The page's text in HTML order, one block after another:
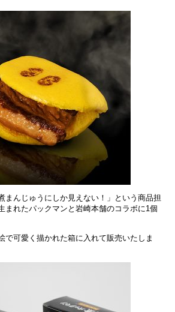
まんじゅうにしか見えない！」という商品担
まれたパックマンと岩崎本舗のコラボに1個
で可愛く描かれた箱に入れて販売いたしま